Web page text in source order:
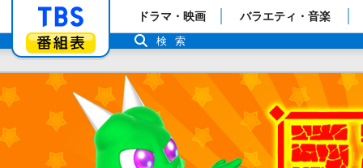
「TBSテレビ」トップページ
番組表
ドラマ・映画 バラエティ・音楽
検索